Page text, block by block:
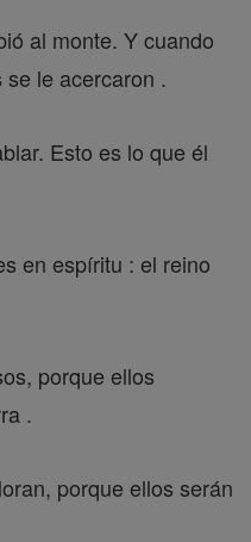
al monte. Y cuando
le acercaron .
Esto es lo que él
en espíritu : el reino
porque ellos
.
porque ellos serán